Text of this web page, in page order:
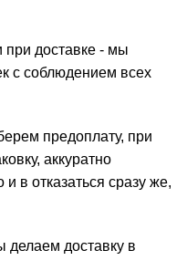
при доставке - мы
с соблюдением всех
предоплату, при
аккуратно
в отказаться сразу же,
делаем доставку в